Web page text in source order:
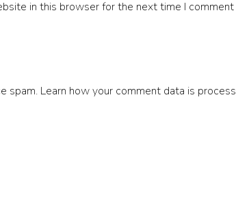
in this browser for the next time I comment
spam. Learn how your comment data is